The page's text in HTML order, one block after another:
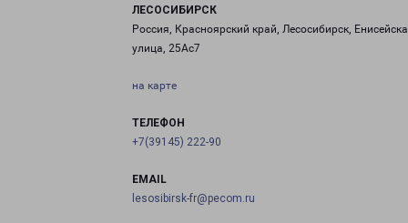
ЛЕСОСИБИРСК
Россия, Красноярский край, Лесосибирск,
улица, 25Ас7
на карте
ТЕЛЕФОН
+7(39145) 222-90
EMAIL
lesosibirsk-fr@pecom.ru